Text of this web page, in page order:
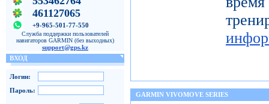
461127065
+9-965-501-77-550
Служба поддержки пользователей
навигаторов GARMIN (без выходных)
support@gps.kz
ВХОД
Логин:
Пароль:
GARMIN VIVOMOVE SERIES